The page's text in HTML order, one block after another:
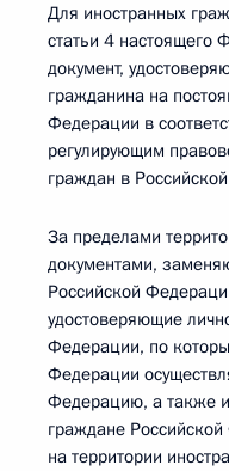
Для иностранных
статьи 4 настоящего
документ,
гражданина на
Федерации в
регулирующим
граждан в
За пределами
документами,
Российской
удостоверяющие
Федерации, по
Федерации
Федерацию, а также
граждане
на территории